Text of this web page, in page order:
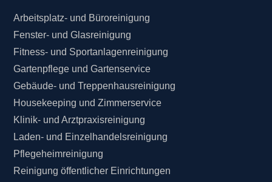
Arbeitsplatz- und Büroreinigung
Fenster- und Glasreinigung
Fitness- und Sportanlagenreinigung
Gartenpflege und Gartenservice
Gebäude- und Treppenhausreinigung
Housekeeping und Zimmerservice
Klinik- und Arztpraxisreinigung
Laden- und Einzelhandelsreinigung
Pflegeheimreinigung
Reinigung öffentlicher Einrichtungen